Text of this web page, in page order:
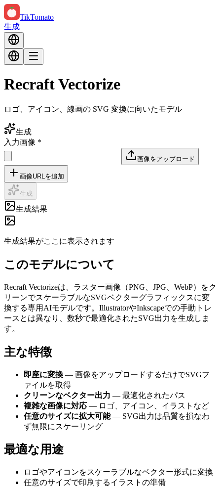
TikTomato
生成
Recraft Vectorize
ロゴ、アイコン、線画の SVG 変換に向いたモデル
生成
入力画像 *
画像をアップロード
画像URLを追加
生成
生成結果
生成結果がここに表示されます
このモデルについて
Recraft Vectorizeは、ラスター画像（PNG、JPG、WebP）をク
リーンでスケーラブルなSVGベクターグラフィックスに変
換する専用AIモデルです。IllustratorやInkscapeでの手動トレ
ースとは異なり、数秒で最適化されたSVG出力を生成しま
す。
主な特徴
即座に変換 — 画像をアップロードするだけでSVGフ
ァイルを取得
クリーンなベクター出力 — 最適化されたパス
複雑な画像に対応 — ロゴ、アイコン、イラストなど
任意のサイズに拡大可能— SVG出力は品質を損なわ
ず無限にスケーリング
最適な用途
ロゴやアイコンをスケーラブルなベクター形式に変換
任意のサイズで印刷するイラストの準備